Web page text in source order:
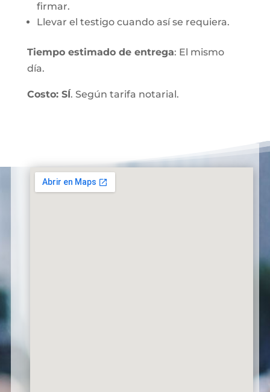
firmar.
Llevar el testigo cuando así se requiera.
Tiempo estimado de entrega: El mismo
día.
Costo: SÍ. Según tarifa notarial.